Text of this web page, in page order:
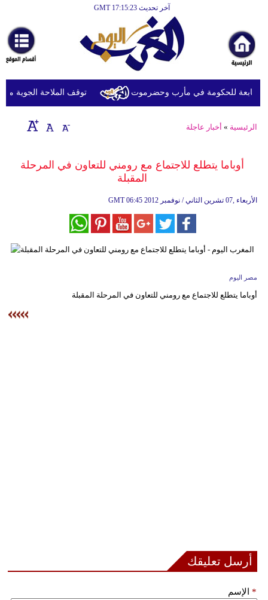
آخر تحديث GMT 17:15:23
أخبارعاجلة
رياضة
ثقافة
إقتصاد
وموسيقى
سياحة
توقف الملاحة الجوية
الرئيسية » أخبار عاجلة
أوباما يتطلع للاجتماع مع رومني للتعاون في المرحلة
المقبلة
GMT 06:45 2012 الأربعاء ,07 تشرين الثاني / نوفمبر
مصر اليوم
أوباما يتطلع للاجتماع مع رومني للتعاون في المرحلة المقبلة
أرسل تعليقك
الإسم *